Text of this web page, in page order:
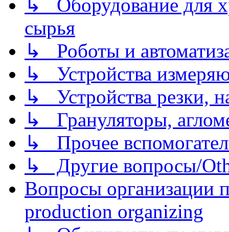
↳ Оборудование для
сырья
↳ Роботы и
↳ Устройства
↳ Устройства резки,
↳ Грануляторы,
↳ Прочее
↳ Другие вопросы/
Вопросы организации
production organizing